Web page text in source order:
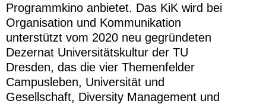
Programmkino anbietet. Das KiK wird bei
Organisation und Kommunikation
unterstützt vom 2020 neu gegründeten
Dezernat Universitätskultur der TU
Dresden, das die vier Themenfelder
Campusleben, Universität und
Gesellschaft, Diversity Management und